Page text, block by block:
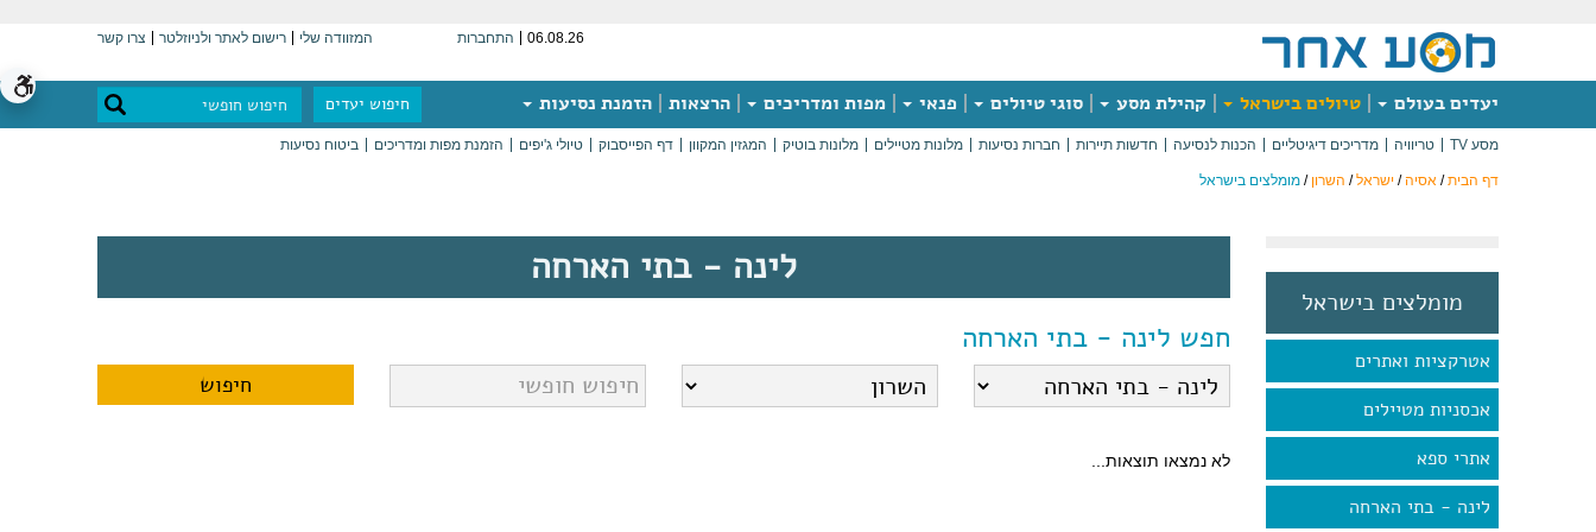
06.08.26 התחברות המזוודה שלי רישום לאתר ולניוזלטר צרו קשר
יעדים בעולם טיולים בישראל קהילת מסע סוגי טיולים פנאי מפות ומדריכים הרצאות הזמנת נסיעות חיפוש יעדים
מסע TV טריוויה מדריכים דיגיטליים הכנות לנסיעה חדשות תיירות חברות נסיעות מלונות מטיילים מלונות בוטיק המגזין המקוון דף הפייסבוק טיולי ג'יפים הזמנת מפות ומדריכים ביטוח נסיעות
דף הבית/ אסיה/ ישראל/ השרון / מומלצים בישראל
מומלצים בישראל
אטרקציות ואתרים
אכסניות מטיילים
אתרי ספא
לינה - בתי הארחה
לינה - בתי הארחה
חפש לינה - בתי הארחה
לא נמצאו תוצאות...